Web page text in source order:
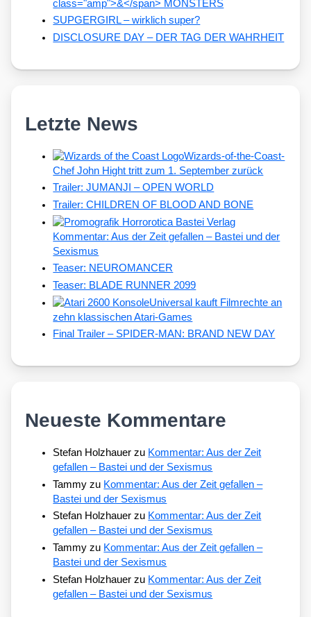
class="amp">&</span> MONSTERS
SUPGERGIRL – wirklich super?
DISCLOSURE DAY – DER TAG DER WAHRHEIT
Letzte News
Wizards-of-the-Coast-
Chef John Hight tritt zum 1. September zurück
Trailer: JUMANJI – OPEN WORLD
Trailer: CHILDREN OF BLOOD AND BONE
Kommentar: Aus der Zeit gefallen – Bastei und der
Sexismus
Teaser: NEUROMANCER
Teaser: BLADE RUNNER 2099
Universal kauft Filmrechte an
zehn klassischen Atari-Games
Final Trailer – SPIDER-MAN: BRAND NEW DAY
Neueste Kommentare
Stefan Holzhauer zu Kommentar: Aus der Zeit
gefallen – Bastei und der Sexismus
Tammy zu Kommentar: Aus der Zeit gefallen –
Bastei und der Sexismus
Stefan Holzhauer zu Kommentar: Aus der Zeit
gefallen – Bastei und der Sexismus
Tammy zu Kommentar: Aus der Zeit gefallen –
Bastei und der Sexismus
Stefan Holzhauer zu Kommentar: Aus der Zeit
gefallen – Bastei und der Sexismus